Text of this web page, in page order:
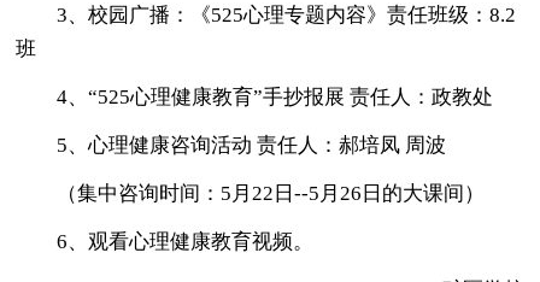
3、校园广播：《525心理专题内容》责任班级：8.2
班
4、“525心理健康教育”手抄报展 责任人：政教处
5、心理健康咨询活动 责任人：郝培凤 周波
（集中咨询时间：5月22日--5月26日的大课间）
6、观看心理健康教育视频。